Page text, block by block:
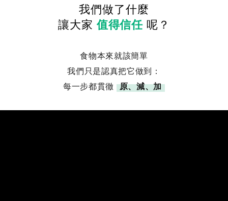
我們做了什麼
讓大家值得信任 呢？
食物本來就該簡單
我們只是認真把它做到：
每一步都貫徹 原、減、加